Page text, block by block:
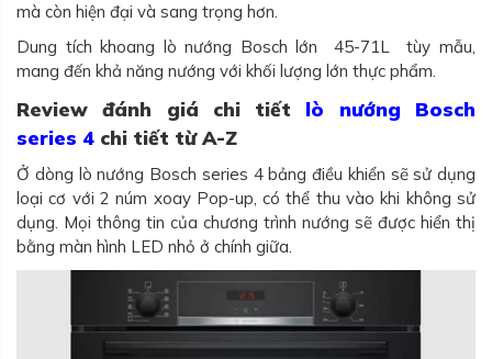
mà còn hiện đại và sang trọng hơn.
Dung tích khoang lò nướng Bosch lớn 45-71L tùy mẫu,
mang đến khả năng nướng với khối lượng lớn thực phẩm.
Review đánh giá chi tiết lò nướng Bosch
series 4 chi tiết từ A-Z
Ở dòng lò nướng Bosch series 4 bảng điều khiển sẽ sử dụng
loại cơ với 2 núm xoay Pop-up, có thể thu vào khi không sử
dụng. Mọi thông tin của chương trình nướng sẽ được hiển thị
bằng màn hình LED nhỏ ở chính giữa.